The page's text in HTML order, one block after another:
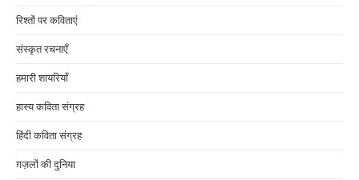
रिश्तों पर कविताएं
संस्कृत रचनाएँ
हमारी शायरियाँ
हास्य कविता संग्रह
हिंदी कविता संग्रह
ग़ज़लों की दुनिया